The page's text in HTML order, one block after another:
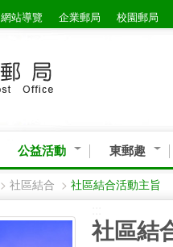
網站導覽 企業郵局 校園郵局
公益活動 東郵趣
> 社區結合 > 社區結合活動主旨
社區結